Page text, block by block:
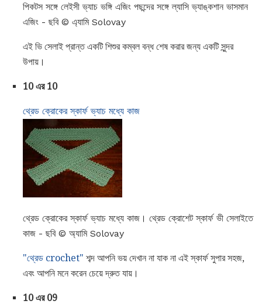
পিকটস সঙ্গে লেইসী ভ্যাচ ভঙ্গি এজিং পছন্দের সঙ্গে ল্যাসি ভ্যাঙ্কশান ভাসমান
এজিং - ছবি © এ্যামি Solovay
এই ভি সেলাই প্রান্ত একটি শিশুর কম্বল বন্ধ শেষ করার জন্য একটি সুন্দর
উপায়।
10 এর 10
থ্রেড ক্রোকের স্কার্ফ ভ্যাচ মধ্যে কাজ
থ্রেড ক্রোকের স্কার্ফ ভ্যাচ মধ্যে কাজ। থ্রেড ক্রোশেট স্কার্ফ ভী সেলাইতে
কাজ - ছবি © অ্যামি Solovay
"থ্রেড crochet" শব্দ আপনি ভয় দেখান না যাক না এই স্কার্ফ সুপার সহজ,
এবং আপনি মনে করেন চেয়ে দ্রুত যায়।
10 এর 09